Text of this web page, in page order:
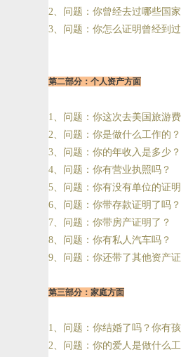
2、问题：你曾经去过哪些国
3、问题：你怎么证明曾经到
第二部分：个人资产方面
1、问题：你这次去美国旅游
2、问题：你是做什么工作的
3、问题：你的年收入是多少？
4、问题：你有营业执照吗？
5、问题：你有没有单位的证
6、问题：你带存款证明了吗？
7、问题：你带房产证明了？
8、问题：你有私人汽车吗？
9、问题：你还带了其他资产
第三部分：家庭方面
1、问题：你结婚了吗？你有
2、问题：你的爱人是做什么